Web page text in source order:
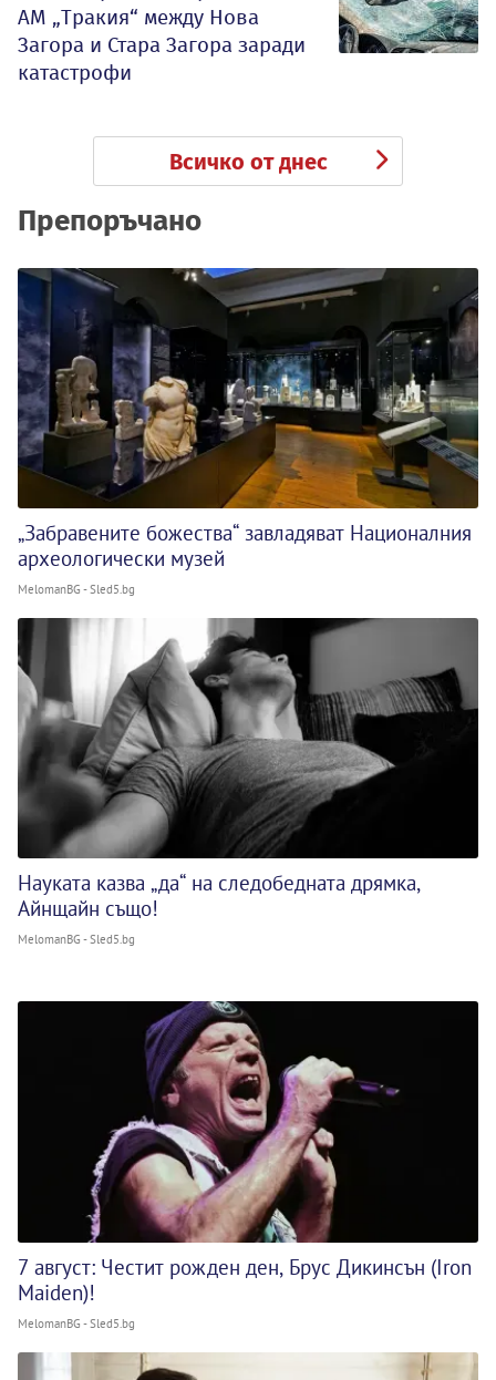
АМ „Тракия“ между Нова
Загора и Стара Загора заради
катастрофи
Всичко от днес
Препоръчано
„Забравените божества“ завладяват Националния
археологически музей
MelomanBG - Sled5.bg
Науката казва „да“ на следобедната дрямка,
Айнщайн също!
MelomanBG - Sled5.bg
7 август: Честит рожден ден, Брус Дикинсън (Iron
Maiden)!
MelomanBG - Sled5.bg